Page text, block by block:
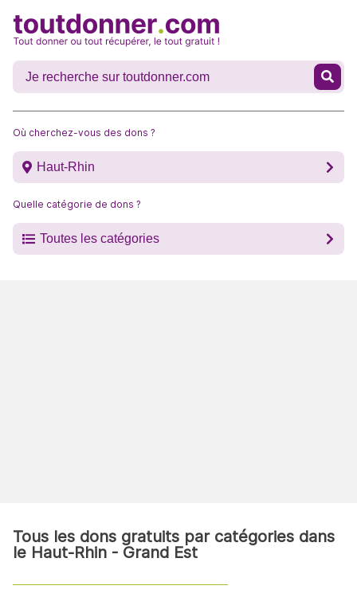
Où cherchez-vous des dons ?
Haut-Rhin
Quelle catégorie de dons ?
Toutes les catégories
Tous les dons gratuits par catégories dans
le Haut-Rhin - Grand Est